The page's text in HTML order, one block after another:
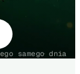
samego dnia